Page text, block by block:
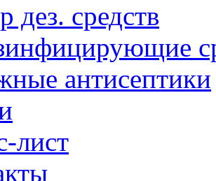
дез. средств
антисептики
лист